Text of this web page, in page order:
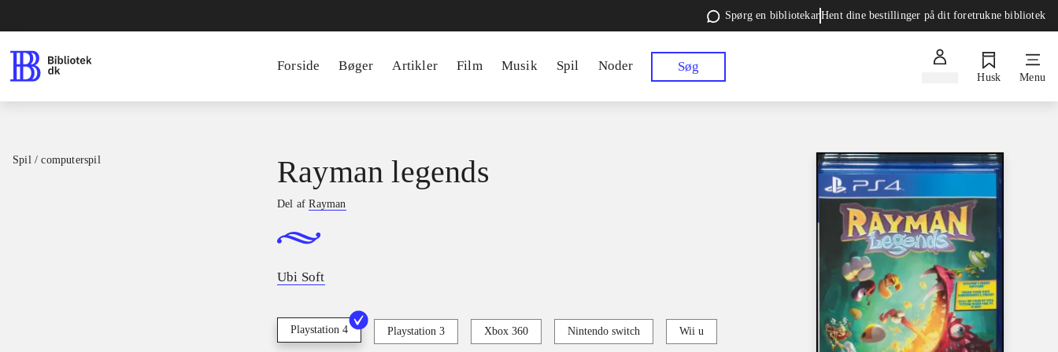
Spørg en bibliotekarHent dine bestillinger på dit foretrukne bibliotek
Forside Bøger Artikler Film Musik Spil Noder Søg
Husk Menu
Spil / computerspil Rayman legends
Del afRayman
Ubi Soft
Playstation 4 Playstation 3 Xbox 360 Nintendo switch Wii u